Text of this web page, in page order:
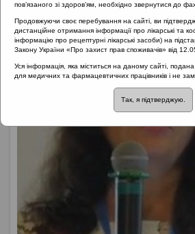
пов’язаного зі здоров’ям, необхідно звернутися до
Продовжуючи своє перебування на сайті, ви
дистанційне отримання інформації про лікарські та
інформацію про рецептурні лікарські засоби) на
Закону України «Про захист прав споживачів» від
Уся інформація, яка міститься на даному сайті,
для медичних та фармацевтичних працівників і не
Так, я підтверджую.